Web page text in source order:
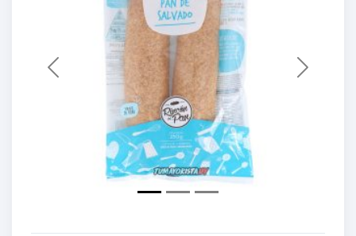
Previous Next